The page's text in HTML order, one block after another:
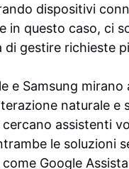
dispositivi
in questo caso, ci
gestire richieste
e Samsung mirano
naturale e
assistenti
le soluzioni
Google